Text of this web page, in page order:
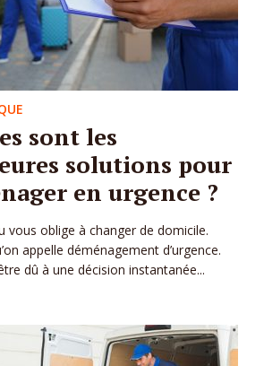
sont les
solutions pour
en urgence ?
vous oblige à changer de domicile.
appelle déménagement d’urgence.
dû à une décision instantanée...